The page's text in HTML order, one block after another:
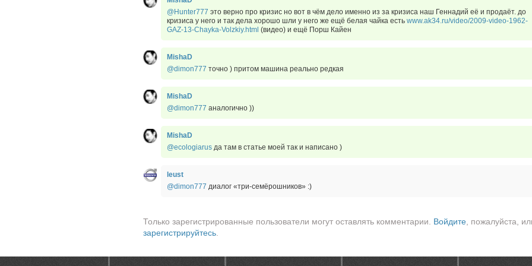
@Hunter777 это верно про кризис но вот в чём дело именно из за кризиса наш Геннадий её и продаёт. до
кризиса у него и так дела хорошо шли у него же ещё белая чайка есть www.ak34.ru/video/2009-video-1962-
GAZ-13-Chayka-Volzkiy.html (видео) и ещё Порш Кайен
MishaD
@dimon777 точно ) притом машина реально редкая
MishaD
@dimon777 аналогично ))
MishaD
@ecologiarus да там в статье моей так и написано )
leust
@dimon777 диалог «три-семёрошников» :)
Только зарегистрированные пользователи могут оставлять комментарии. Войдите , пожалуйста,
зарегистрируйтесь